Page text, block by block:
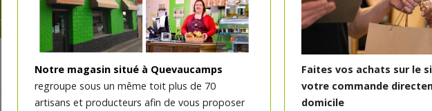
SOINS ET HYGIÈNE DU CORPS BEAUTÉ HUILES ESSENTIELLES MAISON
Notre magasin situé à Quevaucamps
regroupe sous un même toit plus de 70
artisans et producteurs afin de vous proposer
Faites vos achats sur le
votre commande
domicile